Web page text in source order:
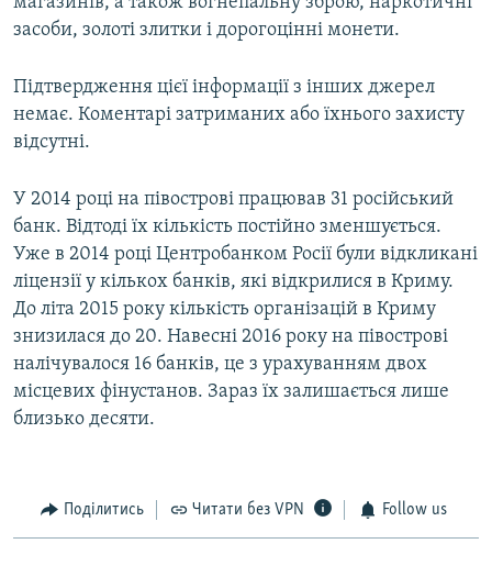
засоби, золоті злитки і дорогоцінні монети.
Підтвердження цієї інформації з інших джерел
немає. Коментарі затриманих або їхнього захисту
відсутні.
У 2014 році на півострові працював 31 російський
банк. Відтоді їх кількість постійно зменшується.
Уже в 2014 році Центробанком Росії були відкликані
ліцензії у кількох банків, які відкрилися в Криму.
До літа 2015 року кількість організацій в Криму
знизилася до 20. Навесні 2016 року на півострові
налічувалося 16 банків, це з урахуванням двох
місцевих фінустанов. Зараз їх залишається лише
близько десяти.
Поділитись Читати без VPN Follow us